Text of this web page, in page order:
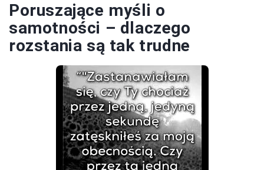
Poruszające myśli o
samotności – dlaczego
rozstania są tak trudne